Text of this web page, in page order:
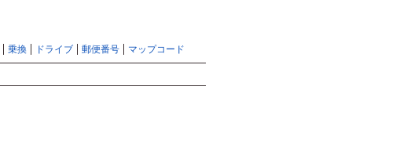
乗換 ドライブ 郵便番号 マップコード